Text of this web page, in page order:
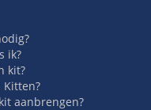
ik?
kit?
aanbrengen?